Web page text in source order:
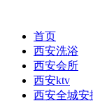
首页
西安洗浴
西安会所
西安ktv
西安全城安